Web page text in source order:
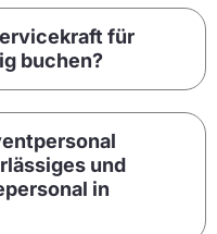
für
buchen?
und
in